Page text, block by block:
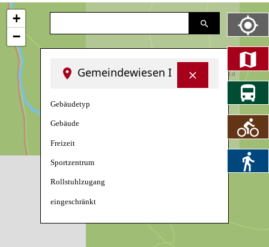
Gemeindewiesen I
Gebäudetyp
Gebäude
Freizeit
Sportzentrum
Rollstuhlzugang
eingeschränkt
+
−